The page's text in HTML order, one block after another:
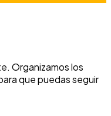
Organizamos los
que puedas seguir